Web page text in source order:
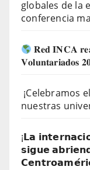
globales de la
conferencia
𝐑𝐞𝐝 𝐈𝐍𝐂𝐀
𝐕𝐨𝐥𝐮𝐧𝐭𝐚𝐫𝐢𝐚𝐝𝐨𝐬
¡Celebramos
nuestras
¡𝗟𝗮
𝘀𝗶𝗴𝘂𝗲